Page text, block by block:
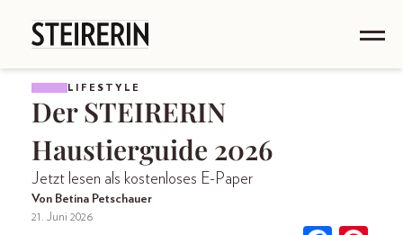
LIFESTYLE
Der STEIRERIN
Haustierguide 2026
Jetzt lesen als kostenloses E-Paper
Von Betina Petschauer
21. Juni 2026